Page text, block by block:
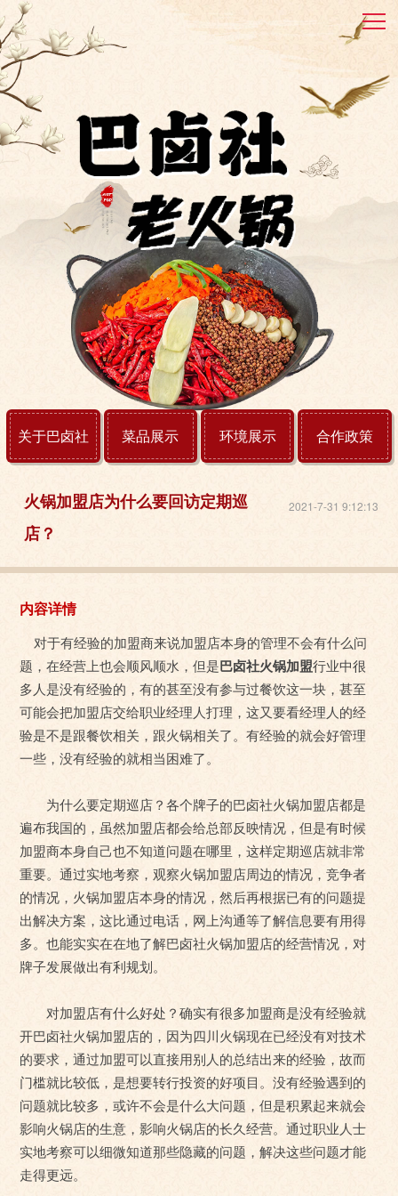
关于巴卤社 菜品展示 环境展示 合作政策
2021-7-31 9:12:13
火锅加盟店为什么要回访定期巡
店？
内容详情
对于有经验的加盟商来说加盟店本身的管理不会有什么问
题，在经营上也会顺风顺水，但是巴卤社火锅加盟行业中很
多人是没有经验的，有的甚至没有参与过餐饮这一块，甚至
可能会把加盟店交给职业经理人打理，这又要看经理人的经
验是不是跟餐饮相关，跟火锅相关了。有经验的就会好管理
一些，没有经验的就相当困难了。
为什么要定期巡店？各个牌子的巴卤社火锅加盟店都是
遍布我国的，虽然加盟店都会给总部反映情况，但是有时候
加盟商本身自己也不知道问题在哪里，这样定期巡店就非常
重要。通过实地考察，观察火锅加盟店周边的情况，竞争者
的情况，火锅加盟店本身的情况，然后再根据已有的问题提
出解决方案，这比通过电话，网上沟通等了解信息要有用得
多。也能实实在在地了解巴卤社火锅加盟店的经营情况，对
牌子发展做出有利规划。
对加盟店有什么好处？确实有很多加盟商是没有经验就
开巴卤社火锅加盟店的，因为四川火锅现在已经没有对技术
的要求，通过加盟可以直接用别人的总结出来的经验，故而
门槛就比较低，是想要转行投资的好项目。没有经验遇到的
问题就比较多，或许不会是什么大问题，但是积累起来就会
影响火锅店的生意，影响火锅店的长久经营。通过职业人士
实地考察可以细微知道那些隐藏的问题，解决这些问题才能
走得更远。